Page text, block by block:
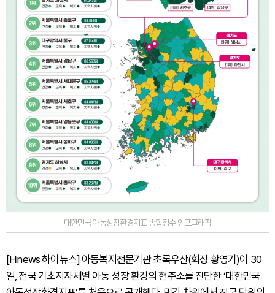
대한민국 아동성장환경지표 종합점수 인포그래픽
[Hinews 하이뉴스] 아동복지전문기관 초록우산(회장 황영기)이 30
일, 전국 기초지자체별 아동 성장 환경의 현주소를 진단한 ‘대한민국